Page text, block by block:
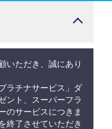
いただき、誠にあり
ラチナサービス」ダ
ント、スーパーフラ
のサービスにつきま
終了させていただき